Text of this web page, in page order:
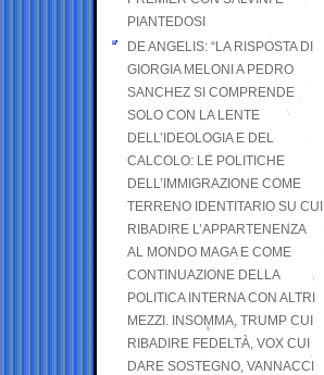
PIANTEDOSI
DE ANGELIS: “LA RISPOSTA DI
GIORGIA MELONI A PEDRO
SANCHEZ SI COMPRENDE
SOLO CON LA LENTE
DELL’IDEOLOGIA E DEL
CALCOLO: LE POLITICHE
DELL’IMMIGRAZIONE COME
TERRENO IDENTITARIO SU CUI
RIBADIRE L’APPARTENENZA
AL MONDO MAGA E COME
CONTINUAZIONE DELLA
POLITICA INTERNA CON ALTRI
MEZZI. INSOMMA, TRUMP CUI
RIBADIRE FEDELTÀ, VOX CUI
DARE SOSTEGNO, VANNACCI